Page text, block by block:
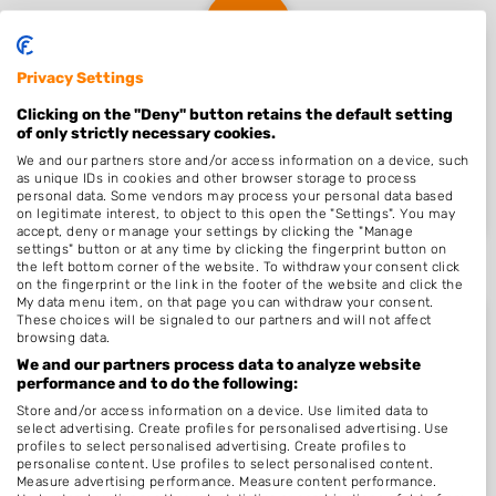
Nieuw in Nieuw-Weerd..
Nog geen statistieken beschikbaar.
Beoordelingen Nieuw-Weerd..
Nog geen statistieken beschikbaar.
Privacy Settings
Clicking on the "Deny" button retains the default setting
of only strictly necessary cookies.
We and our partners store and/or access information on a device, such
as unique IDs in cookies and other browser storage to process
personal data. Some vendors may process your personal data based
on legitimate interest, to object to this open the "Settings". You may
accept, deny or manage your settings by clicking the "Manage
settings" button or at any time by clicking the fingerprint button on
the left bottom corner of the website. To withdraw your consent click
on the fingerprint or the link in the footer of the website and click the
My data menu item, on that page you can withdraw your consent.
These choices will be signaled to our partners and will not affect
browsing data.
We and our partners process data to analyze website
performance and to do the following:
Store and/or access information on a device. Use limited data to
select advertising. Create profiles for personalised advertising. Use
profiles to select personalised advertising. Create profiles to
personalise content. Use profiles to select personalised content.
Measure advertising performance. Measure content performance.